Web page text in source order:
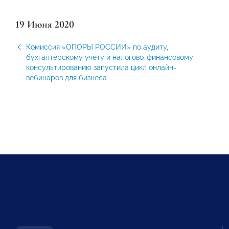
19 Июня 2020
Комиссия «ОПОРЫ РОССИИ» по аудиту,
бухгалтерскому учету и налогово-финансовому
консультированию запустила цикл онлайн-
вебинаров для бизнеса